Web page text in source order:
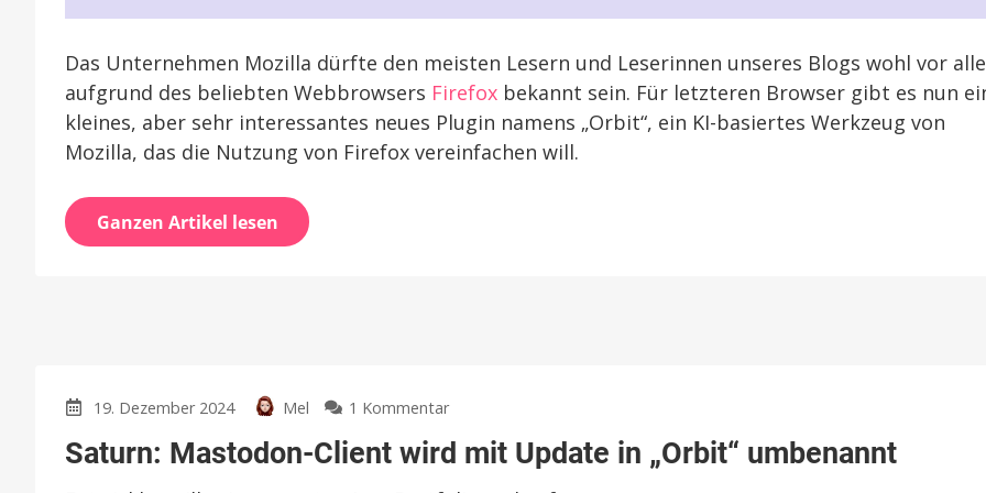
Das Unternehmen Mozilla dürfte den meisten Lesern und Leserinnen unseres Blogs wohl vor
aufgrund des beliebten Webbrowsers Firefox bekannt sein. Für letzteren Browser gibt es nun
kleines, aber sehr interessantes neues Plugin namens „Orbit“, ein KI-basiertes Werkzeug von
Mozilla, das die Nutzung von Firefox vereinfachen will.
Ganzen Artikel lesen
19. Dezember 2024 Mel 1 Kommentarzu
Mastodon-
Saturn: Mastodon-Client wird mit Update in „Orbit“ umbenannt